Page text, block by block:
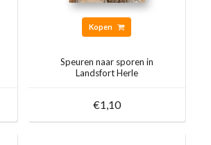
Kopen
Speuren naar sporen in
Landsfort Herle
€1,10